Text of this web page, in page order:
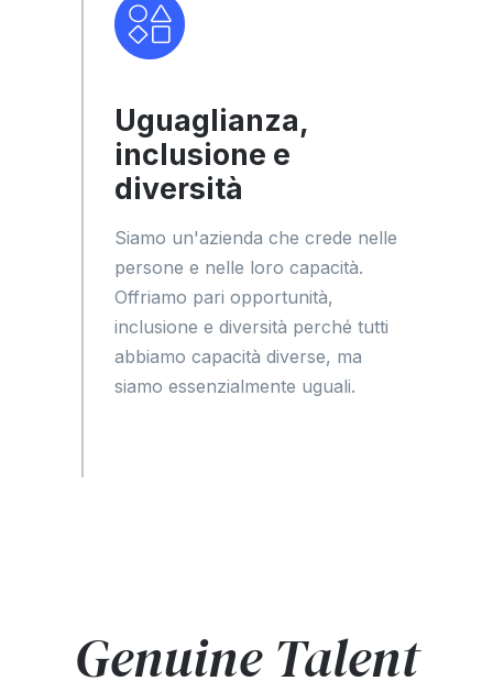
Uguaglianza,
inclusione e
diversità
Siamo un'azienda che crede nelle
persone e nelle loro capacità.
Offriamo pari opportunità,
inclusione e diversità perché tutti
abbiamo capacità diverse, ma
siamo essenzialmente uguali.
Genuine Talent